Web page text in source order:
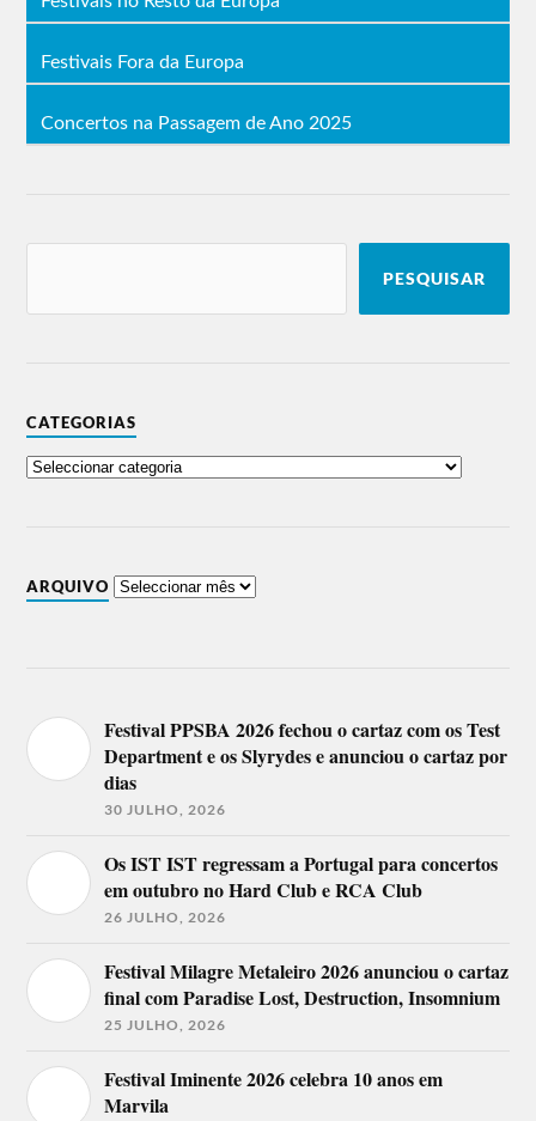
Festivais Fora da Europa
Concertos na Passagem de Ano 2025
PESQUISAR
CATEGORIAS
ARQUIVO
Festival PPSBA 2026 fechou o cartaz com os Test
Department e os Slyrydes e anunciou o cartaz por
dias
30 JULHO, 2026
Os IST IST regressam a Portugal para concertos
em outubro no Hard Club e RCA Club
26 JULHO, 2026
Festival Milagre Metaleiro 2026 anunciou o cartaz
final com Paradise Lost, Destruction, Insomnium
25 JULHO, 2026
Festival Iminente 2026 celebra 10 anos em
Marvila